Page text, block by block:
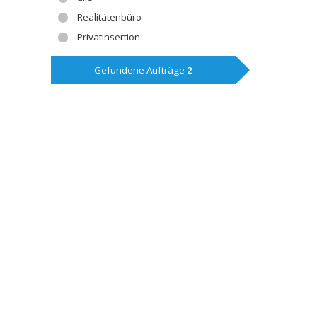
Realitätenbüro
Privatinsertion
Gefundene Aufträge 2